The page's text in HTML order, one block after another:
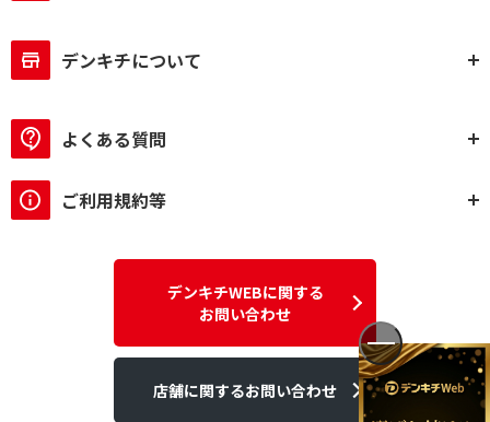
デンキチについて
よくある質問
ご利用規約等
デンキチWEBに関する
お問い合わせ
店舗に関するお問い合わせ